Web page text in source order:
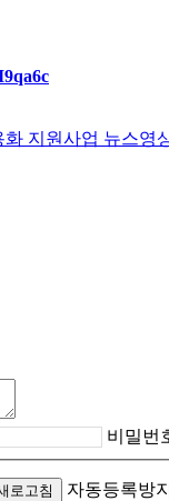
화 지원사업 뉴스영
비밀번
로고침 자동등록방